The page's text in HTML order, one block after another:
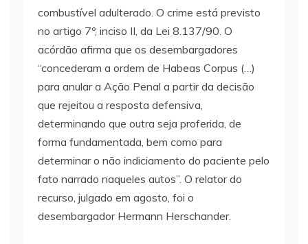
combustível adulterado. O crime está previsto
no artigo 7º, inciso II, da Lei 8.137/90. O
acórdão afirma que os desembargadores
“concederam a ordem de Habeas Corpus (…)
para anular a Ação Penal a partir da decisão
que rejeitou a resposta defensiva,
determinando que outra seja proferida, de
forma fundamentada, bem como para
determinar o não indiciamento do paciente pelo
fato narrado naqueles autos”. O relator do
recurso, julgado em agosto, foi o
desembargador Hermann Herschander.